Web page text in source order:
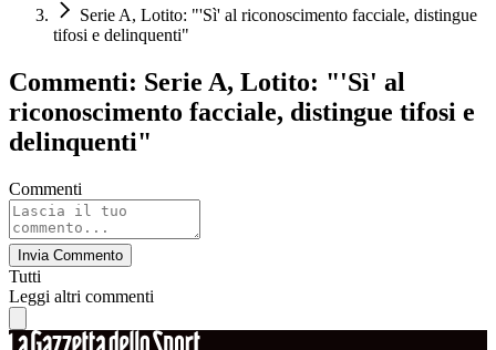
Serie A, Lotito: "'Sì' al riconoscimento facciale, distingue
tifosi e delinquenti"
Commenti: Serie A, Lotito: "'Sì' al
riconoscimento facciale, distingue tifosi e
delinquenti"
Commenti
Invia Commento
Tutti
Leggi altri commenti